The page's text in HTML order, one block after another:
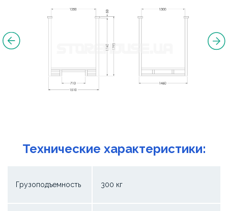
Технические характеристики:
Грузоподъемность 300 кг